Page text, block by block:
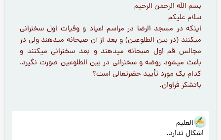
بسم اللَه الرحمن الرحيم
سلام عليكم
اينكه در مسجد الرضا در مراسم اعياد و وفيات اول سخنراني
ميكنند (در بین الطلوعین) و بعد از آن صبحانه ميدهند ولي در
مجالس قم اول صبحانه ميدهند و بعد سخنراني ميكنند و
باعث ميشود روضه و سخنراني در بين الطلوعين صورت نگيرد،
كدام يك مورد تأييد حضرتعالي است؟
باتشکر فراوان.
هو العلیم
اشکال ندارد.